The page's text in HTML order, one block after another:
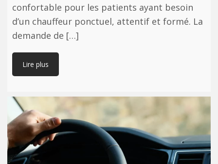
confortable pour les patients ayant besoin
d’un chauffeur ponctuel, attentif et formé. La
demande de […]
Lire plus